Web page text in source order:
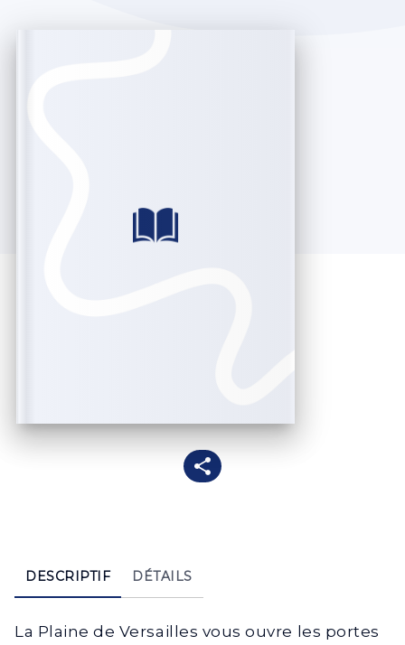
DESCRIPTIF DÉTAILS
La Plaine de Versailles vous ouvre les portes